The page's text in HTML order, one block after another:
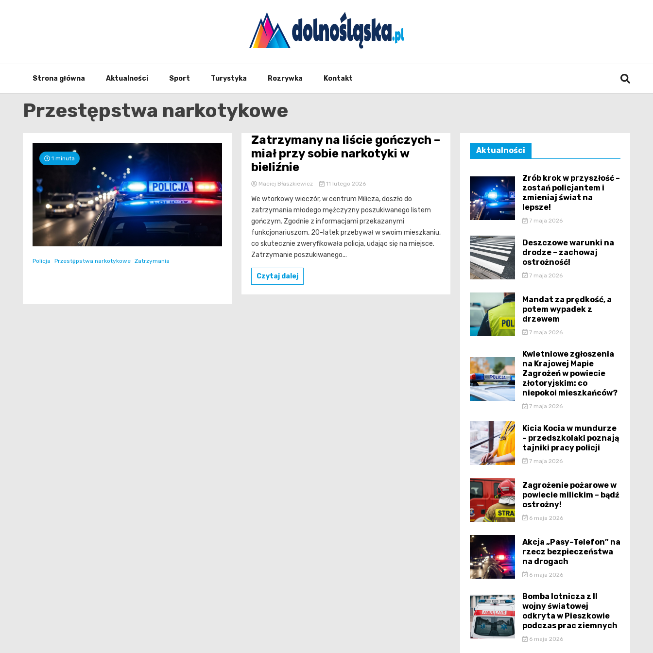
Strona główna Aktualności Sport Turystyka Rozrywka Kontakt
Przestępstwa narkotykowe
1 minuta
Policja Przestępstwa narkotykowe Zatrzymania
Zatrzymany na liście gończych –
miał przy sobie narkotyki w
bieliźnie
Maciej Błaszkiewicz 11 lutego 2026
We wtorkowy wieczór, w centrum Milicza, doszło do
zatrzymania młodego mężczyzny poszukiwanego listem
gończym. Zgodnie z informacjami przekazanymi
funkcjonariuszom, 20-latek przebywał w swoim mieszkaniu,
co skutecznie zweryfikowała policja, udając się na miejsce.
Zatrzymanie poszukiwanego...
Czytaj dalej
Aktualności
Zrób krok w przyszłość –
zostań policjantem i
zmieniaj świat na
lepsze!
7 maja 2026
Deszczowe warunki na
drodze – zachowaj
ostrożność!
7 maja 2026
Mandat za prędkość, a
potem wypadek z
drzewem
7 maja 2026
Kwietniowe zgłoszenia
na Krajowej Mapie
Zagrożeń w powiecie
złotoryjskim: co
niepokoi mieszkańców?
7 maja 2026
Kicia Kocia w mundurze
– przedszkolaki poznają
tajniki pracy policji
7 maja 2026
Zagrożenie pożarowe w
powiecie milickim – bądź
ostrożny!
6 maja 2026
Akcja „Pasy–Telefon” na
rzecz bezpieczeństwa
na drogach
6 maja 2026
Bomba lotnicza z II
wojny światowej
odkryta w Pieszkowie
podczas prac ziemnych
6 maja 2026